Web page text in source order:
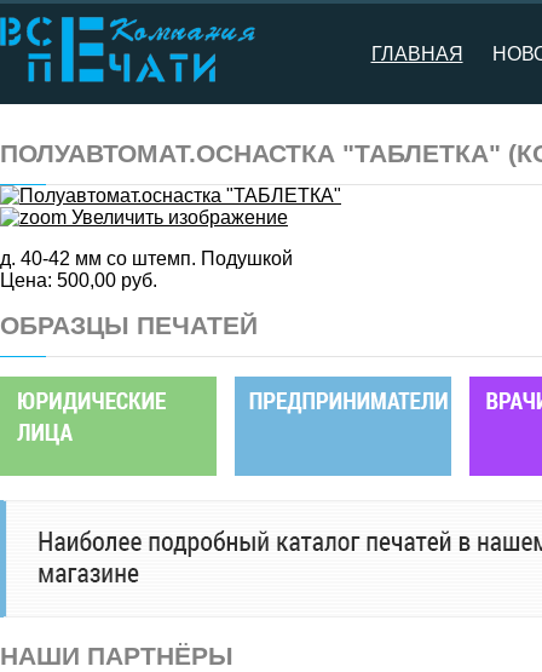
ГЛАВНАЯ
ПОЛУАВТОМАТ.ОСНАСТКА "ТАБЛЕТКА"
Увеличить изображение
д. 40-42 мм со штемп. Подушкой
Цена: 500,00 руб.
ОБРАЗЦЫ ПЕЧАТЕЙ
НАШИ ПАРТНЁРЫ